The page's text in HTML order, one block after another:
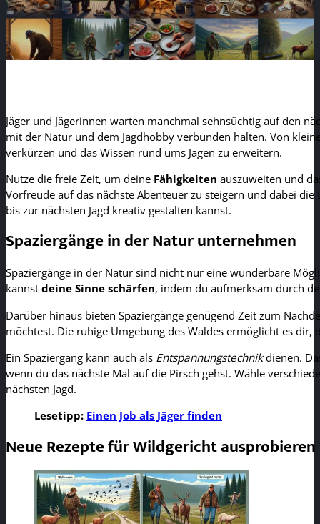
Jäger und Jägerinnen warten manchmal sehnsüchtig auf den
mit der Natur und dem Jagdhobby verbunden halten. Von
verkürzen und das Wissen rund ums Jagen zu erweitern.
Nutze die freie Zeit, um deine Fähigkeiten auszuweiten und
Vorfreude auf das nächste Abenteuer zu steigern und dabei
bis zur nächsten Jagd kreativ gestalten kannst.
Spaziergänge in der Natur unternehmen
Spaziergänge in der Natur sind nicht nur eine wunderbare
kannst deine Sinne schärfen, indem du aufmerksam durch
Darüber hinaus bieten Spaziergänge genügend Zeit zum
möchtest. Die ruhige Umgebung des Waldes ermöglicht es
Ein Spaziergang kann auch als Entspannungstechnikdienen.
wenn du das nächste Mal auf die Pirsch gehst. Wähle
nächsten Jagd.
Lesetipp: Einen Job als Jäger finden
Neue Rezepte für Wildgericht ausprobieren